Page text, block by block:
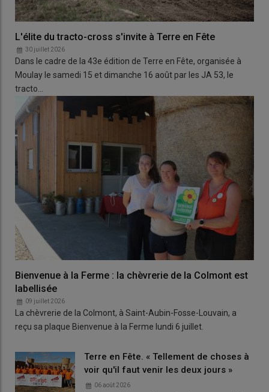
L'élite du tracto-cross s'invite à Terre en Fête
30 juillet 2026
Dans le cadre de la 43e édition de Terre en Fête, organisée à
Moulay le samedi 15 et dimanche 16 août par les JA 53, le
tracto…
Bienvenue à la Ferme : la chèvrerie de la Colmont est
labellisée
09 juillet 2026
La chèvrerie de la Colmont, à Saint-Aubin-Fosse-Louvain, a
reçu sa plaque Bienvenue à la Ferme lundi 6 juillet.
Terre en Fête. « Tellement de choses à
voir qu'il faut venir les deux jours »
06 août 2026